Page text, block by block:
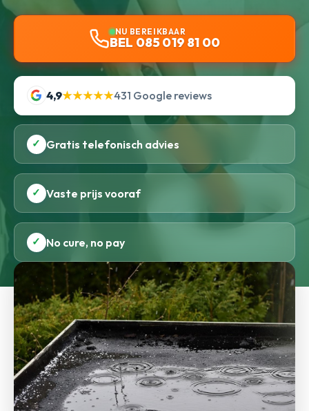
NU BEREIKBAAR
BEL 085 019 81 00
4,9★★★★★431 Google reviews
✓ Gratis telefonisch advies
✓ Vaste prijs vooraf
✓ No cure, no pay